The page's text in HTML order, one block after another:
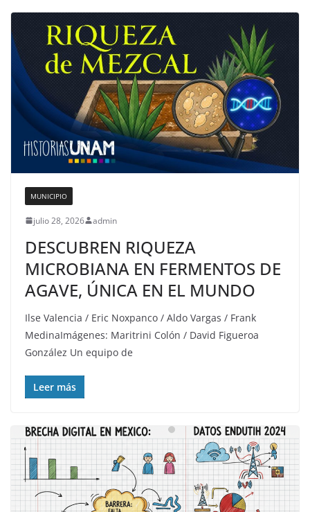
MUNICIPIO
julio 28, 2026 admin
DESCUBREN RIQUEZA
MICROBIANA EN FERMENTOS DE
AGAVE, ÚNICA EN EL MUNDO
Ilse Valencia / Eric Noxpanco / Aldo Vargas / Frank
MedinaImágenes: Maritrini Colón / David Figueroa
González Un equipo de
Leer más